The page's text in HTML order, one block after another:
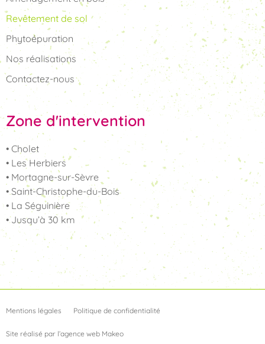
Revêtement de sol
Phytoépuration
Nos réalisations
Contactez-nous
Zone d'intervention
• Cholet
• Les Herbiers
• Mortagne-sur-Sèvre
• Saint-Christophe-du-Bois
• La Séguinière
• Jusqu’à 30 km
Mentions légales Politique de confidentialité
Site réalisé par l’agence web Makeo